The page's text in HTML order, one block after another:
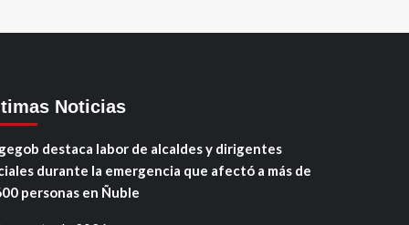
Noticias
destaca labor de alcaldes y dirigentes
durante la emergencia que afectó a más de
personas en Ñuble